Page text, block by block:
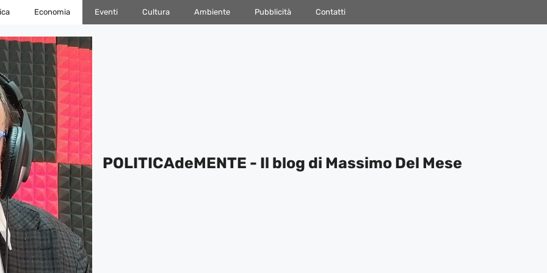
Economia Eventi Cultura Ambiente Pubblicità Contatti
POLITICAdeMENTE - Il blog di Massimo Del Mese